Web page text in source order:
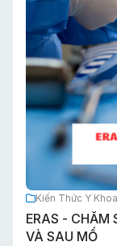
Kiến Thức Y
ERAS - CHĂM
VÀ SAU MỔ